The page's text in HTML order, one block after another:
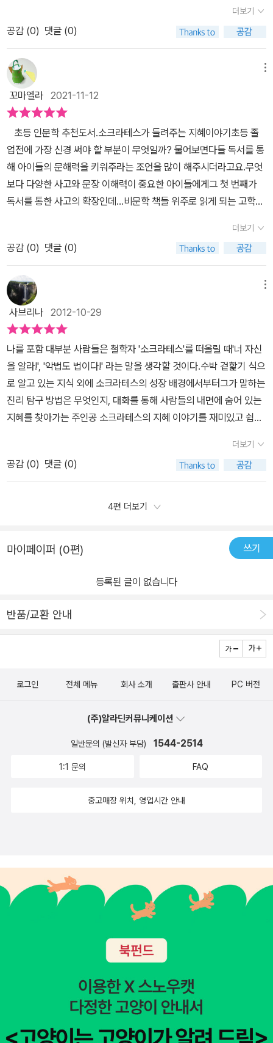
기 때문에 덕은 행복과 연결된다. 참된 행복이 무엇인지 모르는 상태
의 무지한 행동이 불행하게 하고 죄의 나락으로 이끈다는 것이다. 그
음으로 느낀 것에 의해서 형성된다. 여러 가지 경험을 하게 되면 여러
가지 지식도 갖게 된다. 하지만 이 경험이 진짜가 아닐 수도 있다. 우
리가 알고 있는 것에 의해서 우리 자신이 속지 않으려면 변하지 않는
참된 자신을 찾아야 한다. 그리고 세상에서 변하지 않는 참된것이 진
리이다. 소크라테스가 살던 세상은 여전히 소피스트들이 설치는 곳
이었다. 자신들의 이야기만을 하고 싶어하는 사람들 속에서 남에 이
야기를 듣는 소크라테스는 젊은이들에게 나쁜 영향을 끼치는 것 같았
고, 소크라테스에겐 사형이 선고된다. 왜 소크라테스는 그 법을 그대
로 따랐을까? '악법도 법이다'라는 말 때문에 그랬을까? 사람에게는
장 먼저 이야기한 사람이 소크라테스다. 소크라테스는 인간에게 영
혼이 있으며, 영혼은 절대로 죽지 않는다고 생각을 했다. 게다가 소크
라테스는 죽음은 꿈꾸지 않고 자는 것이고 사람의 영혼이 이 세상에
서 다른 곳으로 옮겨 가는 것이라고 생각을 했다. 소크라테스의 영혼
불멸에 대한 '영혼론'. 그의 '영혼론'의 진위는 알 수가 없다. 철학자
들의 모든 생각이 진리는 아니니까. 하지만, 그가 이야기하는 지혜.
지혜를 이끌어 내는 대화법은 여전히 우리에게 많은 생각을 하게 하
고 도움을 주는 것임에는 확실하다. 그리고, 이 어려운 철학을 동화읽
어내리듯 알 수 있다는 것. 참 좋다.
과 철학자들의 물음을 생각해 볼 수 있어서 좋았고 무엇보다 모범답
철학적 사고의 정립에 도움을 주고 있어요. 소크라테스는 지름길을
통해 목적지에 빨리 갈 생각만 하는 게 아니라 돌아가더라도 참된 진
리를 알아가며 지혜를 깨닫는 것의 소중함을 강조했어요. 요즘과 같
이 '빨리빨리'가 넘쳐나는 세상속에 꼭 필요한 생각이 아닐까 싶어요.
천천히 돌아가면서 돌틈에서 핀 어여쁜 꽃에게서 뜻밖의 감흥을 얻는
것을 경험해 보는 건 어떨까요? 죽음을 이 세상에서 다른 곳으로 옮
겨 가는 것이라고 본 소크라테스는 영혼이 다시 죽지 않을 것이라고
생각했어요. 그리고 항상 예의바른 행동과 올바른 생각을 하며 죽음
을 두려워하지 말라고 이야기한 것으로 유명하지요. 어쩌면 소크라테
스는 아직도 참된 진리를 찾아야 하는 이 세상 어딘가에 살아 있을 지
도 몰라요.
스 넙치가 낸 수수께끼는 지혜와 무지의 중간은 무엇일까? 였어요.
정답은 사랑으로 넙치의 눈이 한쪽으로만 몰려 있는 걸 아실거에요.
그래서 눈이 몰린 쪽만 보이기 때문에 한쪽면만 보는 자신이 싫었다
고 해요. 아 그래서 짝을 만나서 양쪽을 볼 수 있게 되니깐 사랑이 정
답인거구나~!​아이는 이 이야기가 인상깊었던지 책을 읽고 그림으로
표현해보네요. 두마리의 넙치를 하트모양으로 그리고 상어를 그려넣
더니 반대편에 상어가 와도 짝이 보고 알려줄테니 안전할 거라는거
죠. ​아이와 내가 아는 만큼만 보게 되는 것이 어떤것인지 넙치를 통해
느낄 수 있었어요. 친구들과의 의사소통을 할 때도 내 말만 맞다고 할
게 아니라 친구의 말에 귀기울일 줄 알아야 한다고 이야기를 나누었
죠. 아이들 눈높이의 철학동화를 읽으며 지혜로움을 배우게 되는 자
음과모음 초등철학도서!​소크라테스 대화법은 상대방과의 끝없이 이
니다. ​소크라테스와 플라톤의 대화를 따라가다보면 어느새 지혜를 깨
닫게 되지요.엄마들이 가장 배우고 싶은 대화법이 아닌가싶어요. ​​​뱀
장어 피타고라스와의 만남도 흥미진진했어요. 앞이 보이지 않는 진흙
바닥을 걷고 있는데 어딘지는 모르겠고 그런 플라톤과 소크라테스에
게 어디선가 들리는 목소리 '나는 알지 못하지만, 무언가 있다고 할
때, 그것은 있는 것인가, 없는 것인가? 그리고 그것은 무엇인가? 라고
질문을 하죠. ​어딘지 모를 그곳이 삼각지대라는 것을 안친구들은 등
골이 오싹해지고 답을 맞춰야만 이곳을 빠져나갈 수 있는데요두 아이
들이 바싹 붙어서는 이야기를 듣는데...첫째가 다음에 혼자서 또 읽어
봐야겠다고 하더라고요. ​​​중간중간 소크라테스의 철학이야기를 통해
철학자의 사상에 대해 설명해주고 있어서 더 많은 배경지식을 쌓게
된답니다. 철학동화로 말해주고자 했던 소크라테스의 철학사상을철
학돋보기에서 정리해서 알려줘요. ​뱀장어 피타고라스의 질문의 답은
바로 자기의 무지를 아는 것이었어요. ​소크라테스의 지덕합일설을 말
했는데요. 악덕이나 죄를 짓는 건 다 무지때문이라며모르기 때문에
받게 되지요. 알면서 고의적으로 죄를 저지를 수 있다는 것을 부정했
어요. ​​​소크라테스가 들려주는 지혜이야기 철학동화를 읽고 자신의 생
각을 표현해보며 생각하는 힘이 키울 수 있었듯통합형 논술 활용노트
좋아요. 7개의 질문에 하나씩 천천히 적어보며 초등논술대비하기 참
의력)을 발휘할 수 있는 장場을자음과모음 초등철학전집이 만들어주
야기라고 말할 수 있어요. 초등필독서로 완전 강추해요.
들을 타락시킨다는죄명으로 소크라테스를 고소했고 소크라테스는 악
법도 법이다라는 말을 하며독약을 마시고 세상을 떠났습니다. 이 책
해버린 아고라, 지혜를 찾아 떠나는 여행, 가장 지혜로운 자, 아고라에
돌아오다.. 아이들은 책을 읽으면서 자꾸 생각하려고 합니다..소크라
테스가 왜 그랬을까? 나라면 어떻게 했을까? 철학자가 들려주는 철
학이야기 시리즈는 그래서 너무나 좋은것 같습니다. 요즘 아이들에게
부족한 생각하는 힘을 키워주기 때문이지요.. 이런 책을 더욱 많이 접
하면서 소크라테스처럼 지혜로운 아이들로 자라길 바래봅니다..
의 척도'라고 말한 철학자 프로타고라스를 날치 선생으로, 작은 소라
게는 플라톤, 달팽이 아저씨는 소크라테스으로 나오면서 바닷속 세상
에서 철학의 본질적 접근을 시도하고 있다.그래서 그런지 철학자의
말이 이해가 되고 공감하게 된다.​로고스를 찾아 떠난 고래들에 대한
궁금증을 갖고 있던 작은 소라게, 플라톤은 로고스가 무엇인지를 소
크라 테스에게 물어보게 된다.소크라테스와의 대화에서 진정한 로고
스가 무엇인지 조금은 이해를 하게 되고 보이지 않지만 보이는 다이
몬이란 친구도 만나게 된다. 소크라 테스는 질문하고 대답하는 대화
의 형식을 통해서 사람들의 생각을 발전 시키고 나아가 자유로워 진
다고 말한다. 모든 사람들이 갖고 있는 생각을 자유롭게 솓아내고 지
혜를 이끌어 내는 것, 그것이 바로 '소크라테스의 대화법'이다. ​프로타
고라스 선생의 아고라 외에 바다밖 또다른 세상이 있고 그 세상의 중
심에 '너희들'이 있다는 것을 알려주는데, 이 내용을 읽고는 우리 아이
들도 '나'를 빼고는 세상이 존재하지 않는 것과 같다는 말을 하기도 한
지만 소크라테스는 젊은이에게 나쁜영향을 미쳤다는 이유로 사형이
선고 되고 만다,그러나 소크라테스는 죽음을 꿈꾸지 않고 자는 것, 죽
음은 사람의 영혼이 이 세상에서 다른 곳으로 옮겨 가는 것이라고 보
고 하나의 영혼 불멸이라고 생각 하게 된다. 가장 지혜로운 자는 떠았
지만, 그가 남긴 참 된 지혜는 우리 마음 속에 씨앗처럼 남은 것처
럼.....이처럼 <소크라테스가 들려주는 지혜이야기>는 동화처럼 읽다
보면 마음속에 씨앗 한톨을 가져 갈수 있는 철학적 마음을 지니게 해
준다. 어려운 철학이 아니라 우리의 삶 그리고 세상 속에서 살아가고
움직이게 하는 마음의 보는 눈을 갖게 해준다는 점에서 청소년기 아
더보기
공감 (0) 댓글 (0)
꼬마엘라 2021-11-12
초등 인문학 추천도서.소크라테스가 들려주는 지혜이야기초등 졸
업전에 가장 신경 써야 할 부분이 무엇일까? 물어보면다들 독서를 통
해 아이들의 문해력을 키워주라는 조언을 많이 해주시더라고요.무엇
보다 다양한 사고와 문장 이해력이 중요한 아이들에게그 첫 번째가
독서를 통한 사고의 확장인데...비문학 책들 위주로 읽게 되는 고학년
떻게'의 의문을 자연스레 깨칠 수 있는 '철학자 이야기에서는소크라테
스의 이론을 통해 대화를 통해 상대방을 이해하고 깨달을 수 있게 도
와주는지혜를 재미있게 읽어나갈 수 있었답니다. 나무 한 그루조차
없는 작은 섬 '아고라'는물 위에는 나무 한 그루 없이 허전하지만 물속
에 잠겨 있는 부분은 아름답고 풍요롭다고 해요.아름다운 구름, 반짝
반짝 빛나며 노래하는 멸치 떼.아고라에서는 무슨 일이 생기면 바닷
속 식구들이 모두 모여 서로의 의견을 모아 일을 해결한답니다.아고
라는 고대 그리스 도시국가의 광장이지요.'소크라테스가 들려주는 지
혜 이야기'에서는아이들이 윤리 시간에 배우는 아고라를 이야기의 배
경으로 넣어서자연스럽게 아고라가 무엇이고 어떤 역할을 하는지 친
숙해지네요. 평화롭게 지내던 어느 날 아고라의 높은 하늘로 검은 구
름이 가까이 다가오고상어 대장은 검은 구름을 궁금해하는 물고기들
에게 거북 할멈에게 들은 이야기를 해주지요.바로 '로고스'를 찾는 고
래라고 말이지요.그리고 고래들이 사는 세상은 아고라가 아닌 '철
게 구성된 이야기와 철학적 배경이 되는 지식이 담은 용어들을자연스
닷속 동물들은 여행자 날치와 이야기하며세상이 중심이 무엇일지 고
민하게 되고 아고라나 북극, 고래가 아닌세상의 중심이 자기 자신이
라는 것을 알게 되어요.철학적인 이야기 안에서 어린 동물들이 깨닫
고 나면 '철학 돋보기'가 실려있는데바로 이 부분이 이 책의 포인트이
학에 대한 배경지식을 차근차근 함께 할 수 있답니다. 아이들이 문
들이 쉽게 느낄 수 있게 이야기 안에 자연스레 녹아 있답니다.다양한
트>를 통해 이야기 속 생각을정리하다 보면자연스레 책을 정독하고
력을 키우기 위해서 좀 더 다양한 글, 폭넓은 사고를 이끌어 내는 책들
을 읽는 시기가 필요한데'철학자 이야기'는 철학의 어려움보다 생활에
쓰기까지 함께하면 논술 실력에도 도움이 많이 될 것 같아요.'나는 단
더보기
공감 (0) 댓글 (0)
사브리나 2012-10-29
나를 포함 대부분 사람들은 철학자 '소크라테스'를 떠올릴 때'너 자신
을 알라!', '악법도 법이다!' 라는 말을 생각할 것이다.수박 겉핥기 식으
로 알고 있는 지식 외에 소크라테스의 성장 배경에서부터그가 말하는
진리 탐구 방법은 무엇인지, 대화를 통해 사람들의 내면에 숨어 있는
지혜를 찾아가는 주인공 소크라테스의 지혜 이야기를 재미있고 쉽게
아주 흥미로운 철학이야기이다.인간이라면 누구나 행복한 삶을 누리
고 싶어하는게 당연한데철학이 바로 그 해답을 찾아가는 과정이다.
세상에서 가장 작은 섬인 아고라를 배경으로 철학자들을 바다 속
동물로 의인화하여소크라테스의 지혜이야기를 흥미롭게 들을 수 있
잠겨 있는 부분은 아주 아름답고 풍요로운 곳으로바다 속 동물들에게
아고라는 굉장히 유명한 곳이다.아고라에 오게 된 여행자 날치는 어
려준다.어린 물고기들과 소라게들은 또 다른 세상이 있다는 것에호기
로타고라스로 소피스트의 대표적인 철학자이다.'세상의 중심은 바로
너희들 자신이다'라는 말은 '인간은 만물의 척도이다'와 같은 뜻이다.
진리가 절대적이라고 생각한 소크라테스는 진리를 상대적이라고 주
무척 복잡하긴 하지만 왠지 알 것 같기도 하다. 작은 소라게
로고스가바로 모르는 것이 아는 것이라는 뜻을 알게 된다.그리고 가
장 지혜로운 자를 찾아나선 상어 대장도 합류하여 자기가 찾고 있는
피타고라스를 만난다.그 과정에서 진정 무언가를 안다는 것은 그것을
같단다, 내가 모른다는 사실을 아는 것은섬과 섬 사이의 바다를 아는
것과 같지.' 이것은 소크라테스가 찾는 것은 언제 어디서도 변하지 않
는 세상의 참된 모습이다라는 것을 결론지어 주는 것 같다.아고라에
은 참된 진리였다.안타깝게도 소크라테스는 젊은이들에게 나쁜 영향
을 끼쳤다는 죄로 재판을 받고 사형을 선고 받아 이 세상에서 사라졌
다.하지만 우리에게 참된 지혜라는 소중한 선물을 남기고 간 그를 생
각하며 지혜롭게 살아야 할 것이다.정리 개념으로 권말 부록의 '통합
형 논술 활용노트'에 있는 문제를 풀어보면서소크라테스의 지혜 이야
기를 다시 되새겨 볼 수도 있다.
더보기
공감 (0) 댓글 (0)
4편 더보기
마이페이퍼 (0편) 쓰기
등록된 글이 없습니다
반품/교환 안내
로그인 전체 메뉴 회사 소개 출판사 안내 PC 버전
(주)알라딘커뮤니케이션
일반문의 (발신자 부담) 1544-2514
1:1 문의 FAQ
중고매장 위치, 영업시간 안내